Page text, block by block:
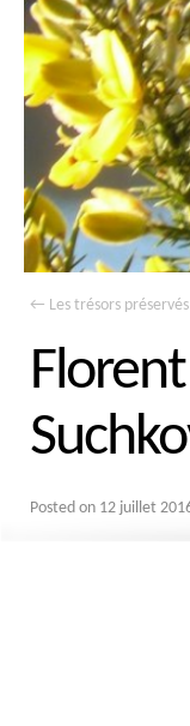
← Les trésors
Posted on 12 juillet